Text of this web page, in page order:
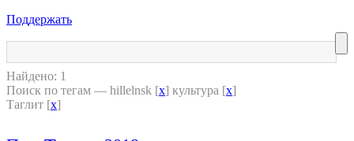
Поддержать
Найдено: 1
Поиск по тегам — hillelnsk [x] культура [x]
Таглит [x]